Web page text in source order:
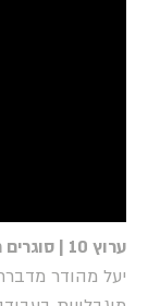
ערוץ 10 | סוגרים חשבון
יעל מהודר